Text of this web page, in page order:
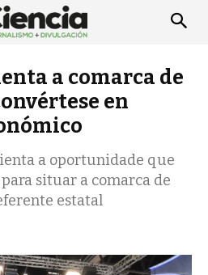
a comarca de
en
a oportunidade que
situar a comarca de
estatal